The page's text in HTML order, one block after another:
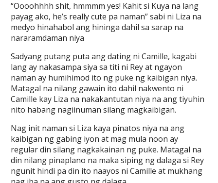
“Oooohhhh shit, hmmmm yes! Kahit si Kuya na lang
payag ako, he’s really cute pa naman” sabi ni Liza na
medyo hinahabol ang hininga dahil sa sarap na
nararamdaman niya
Sadyang putang puta ang dating ni Camille, kagabi
lang ay nakasampa siya sa titi ni Rey at ngayon
naman ay humihimod ito ng puke ng kaibigan niya.
Matagal na nilang gawain ito dahil nakwento ni
Camille kay Liza na nakakantutan niya na ang tiyuhin
nito habang nagiinuman silang magkaibigan.
Nag init naman si Liza kaya pinatos niya na ang
kaibigan ng gabing iyon at mag mula noon ay
regular din silang nagkakainan ng puke. Matagal na
din nilang pinaplano na maka siping ng dalaga si Rey
ngunit hindi pa din ito naayos ni Camille at mukhang